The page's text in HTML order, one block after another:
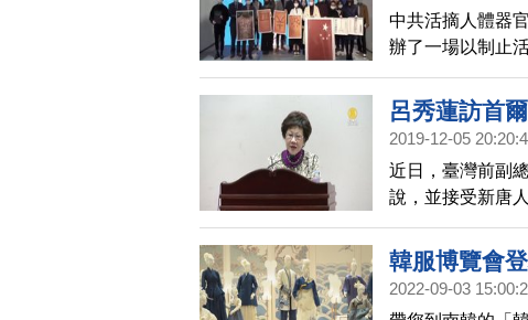
中共活摘人體器
辦了一場以制止
導。
呂秀蓮訪首
2019-12-05
近日，臺灣前副
說，並接受新唐
果，並呼韓臺恢
韓服博覽會
2022-09-03